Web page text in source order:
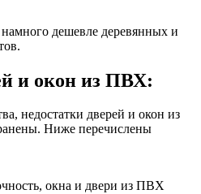
дешевле деревянных и
и окон из ПВХ:
недостатки дверей и окон из
Ниже перечислены
окна и двери из ПВХ